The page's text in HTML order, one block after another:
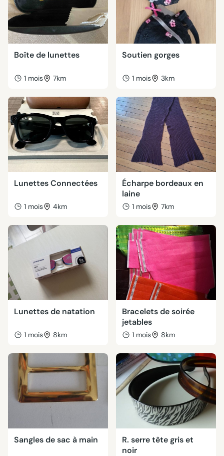
Boîte de lunettes
1 mois 7km
Soutien gorges
1 mois 3km
Lunettes Connectées
1 mois 4km
Écharpe bordeaux en
laine
1 mois 7km
Lunettes de natation
1 mois 8km
Bracelets de soirée
jetables
1 mois 8km
Sangles de sac à main
R. serre tête gris et
noir